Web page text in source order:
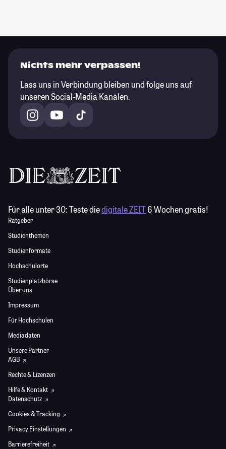
Nichts mehr verpassen!
Lass uns in Verbindung bleiben und folge uns auf
unseren Social-Media Kanälen.
Für alle unter 30:Teste diedigitale ZEIT6 Wochen gratis!
Ratgeber
Studienthemen
Studienformate
Hochschulorte
Studienplatzbörse
Über uns
Impressum
Für Hochschulen
Mediadaten
Unsere Partner
AGB
Rechte & Lizenzen
Hilfe & Kontakt
Datenschutz
Cookies & Tracking
Privacy Einstellungen
Barrierefreiheit